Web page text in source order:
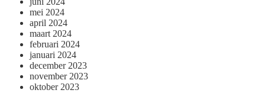
mei 2024
april 2024
maart 2024
februari 2024
januari 2024
december 2023
november 2023
oktober 2023